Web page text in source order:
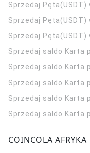
Sprzedaj Pęta(USDT)
Sprzedaj Pęta(USDT)
Sprzedaj Pęta(USDT)
Sprzedaj saldo Karta
Sprzedaj saldo Karta
Sprzedaj saldo Karta
Sprzedaj saldo Karta
Sprzedaj saldo Karta
COINCOLA AFRYKA